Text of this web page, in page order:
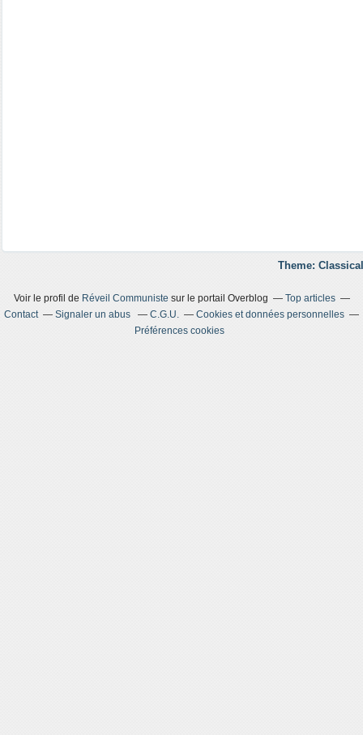
Theme:
Voir le profil de Réveil Communiste sur le portail Overblog
Top articles
Contact
Signaler un abus C.G.U.
Cookies et données personnelles
Préférences cookies